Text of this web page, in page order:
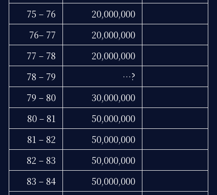
75 – 76
20,000,000
76– 77
20,000,000
77 – 78
20,000,000
78 – 79
…?
79 – 80
30,000,000
80 – 81
50,000,000
81 – 82
50,000,000
82 – 83
50,000,000
83 – 84
50,000,000